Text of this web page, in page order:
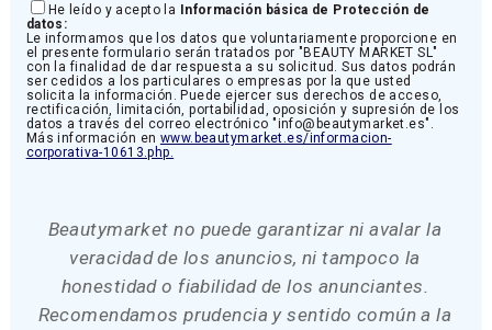
He leído y acepto la Información básica de Protección de
datos:
Le informamos que los datos que voluntariamente proporcione en
el presente formulario serán tratados por "BEAUTY MARKET SL"
con la finalidad de dar respuesta a su solicitud. Sus datos podrán
ser cedidos a los particulares o empresas por la que usted
solicita la información. Puede ejercer sus derechos de acceso,
rectificación, limitación, portabilidad, oposición y supresión de los
datos a través del correo electrónico "info@beautymarket.es".
Más información en www.beautymarket.es/informacion-
corporativa-10613.php.
Beautymarket no puede garantizar ni avalar la
veracidad de los anuncios, ni tampoco la
honestidad o fiabilidad de los anunciantes.
Recomendamos prudencia y sentido común a la